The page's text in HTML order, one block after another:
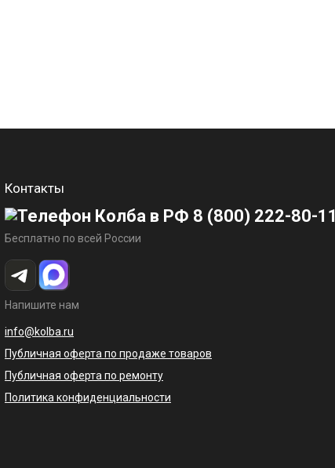
Контакты
8 (800) 222-80-11
Бесплатно по всей России
Напишите нам
info@kolba.ru
Публичная оферта по продаже товаров
Публичная оферта по ремонту
Политика конфиденциальности